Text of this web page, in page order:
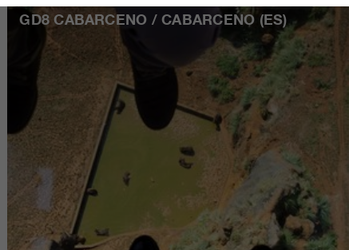
GD8 CABARCENO / CABARCENO (ES)
Cookies esenciales
Las cookies esenciales son necesarias para las funciones básicas
del sitio web, lo que garantiza su buen funcionamiento.
Name spamshield
Ronald P. Steiner, Hauke Hain, Christian Seifert
duración Sólo para la sesión del navegador actual
fin
Usado para proteger contra el spam causado
por los spam-bots.
Cookie información
Marketing
Las cookies de marketing incluyen las cookies de seguimiento y las
cookies estadísticas
Name
_ga, _gid, _gat, __utma, __utmb, __utmc,
__utmd, __utmz
Cookie información